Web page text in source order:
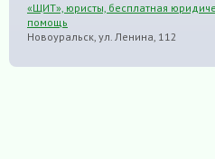
«ЩИТ», юристы, бесплатная
помощь
Новоуральск, ул. Ленина, 112